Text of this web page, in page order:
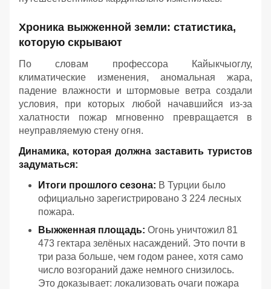
Хроника выжженной земли: статистика,
которую скрывают
По словам профессора Кайыкчыоглу,
климатические изменения, аномальная жара,
падение влажности и штормовые ветра создали
условия, при которых любой начавшийся из-за
халатности пожар мгновенно превращается в
неуправляемую стену огня.
Динамика, которая должна заставить туристов
задуматься:
Итоги прошлого сезона: В Турции было
официально зарегистрировано 3 224 лесных
пожара.
Выжженная площадь: Огонь уничтожил 81
473 гектара зелёных насаждений. Это почти в
три раза больше, чем годом ранее, хотя само
число возгораний даже немного снизилось.
Это доказывает: локализовать очаги пожара